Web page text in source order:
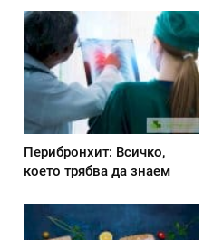
Перибронхит: Всичко,
което трябва да знаем